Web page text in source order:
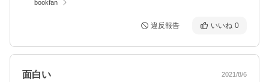
bookfan
違反報告 いいね 0
面白い 2021/8/6